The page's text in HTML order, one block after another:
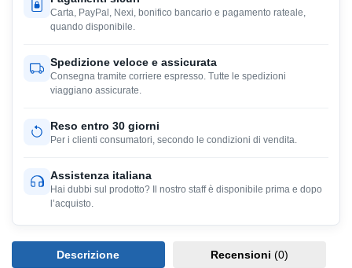
Carta, PayPal, Nexi, bonifico bancario e pagamento rateale,
quando disponibile.
Spedizione veloce e assicurata
Consegna tramite corriere espresso. Tutte le spedizioni
viaggiano assicurate.
Reso entro 30 giorni
Per i clienti consumatori, secondo le condizioni di vendita.
Assistenza italiana
Hai dubbi sul prodotto? Il nostro staff è disponibile prima e dopo
l’acquisto.
Descrizione Recensioni (0)